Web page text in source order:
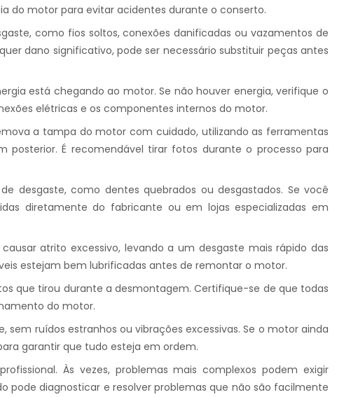
do motor para evitar acidentes durante o conserto.
como fios soltos, conexões danificadas ou vazamentos de
dano significativo, pode ser necessário substituir peças antes
está chegando ao motor. Se não houver energia, verifique o
elétricas e os componentes internos do motor.
a tampa do motor com cuidado, utilizando as ferramentas
É recomendável tirar fotos durante o processo para
desgaste, como dentes quebrados ou desgastados. Se você
diretamente do fabricante ou em lojas especializadas em
atrito excessivo, levando a um desgaste mais rápido das
estejam bem lubrificadas antes de remontar o motor.
que tirou durante a desmontagem. Certifique-se de que todas
do motor.
ruídos estranhos ou vibrações excessivas. Se o motor ainda
garantir que tudo esteja em ordem.
Às vezes, problemas mais complexos podem exigir
diagnosticar e resolver problemas que não são facilmente